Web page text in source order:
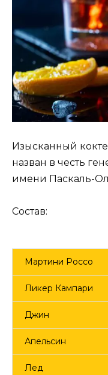
Изысканный
назван в честь
имени Паскаль-
Состав:
Мартини Россо
Ликер Кампари
Джин
Апельсин
Лед